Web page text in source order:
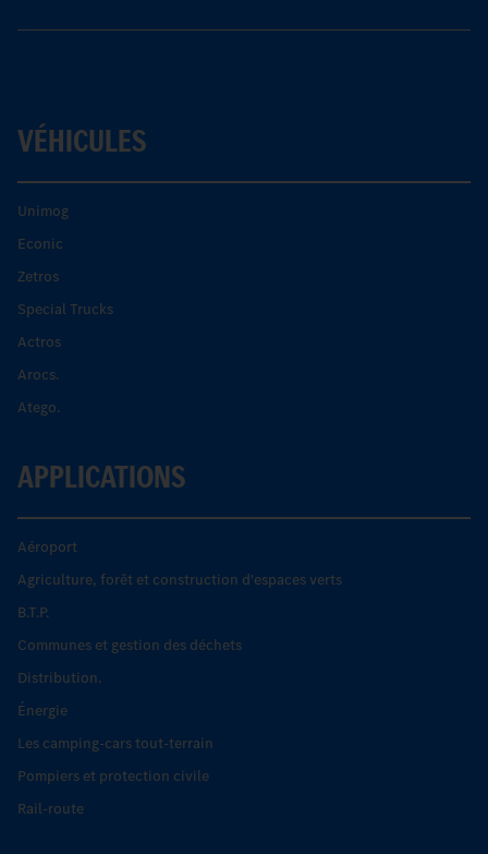
VÉHICULES
Unimog
Econic
Zetros
Special Trucks
Actros
Arocs.
Atego.
APPLICATIONS
Aéroport
Agriculture, forêt et construction d'espaces verts
B.T.P.
Communes et gestion des déchets
Distribution.
Énergie
Les camping-cars tout-terrain
Pompiers et protection civile
Rail-route